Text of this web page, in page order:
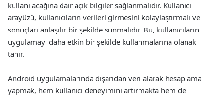
kullanılacağına dair açık bilgiler sağlanmalıdır. Kullanıcı
arayüzü, kullanıcıların verileri girmesini kolaylaştırmalı ve
sonuçları anlaşılır bir şekilde sunmalıdır. Bu, kullanıcıların
uygulamayı daha etkin bir şekilde kullanmalarına olanak
tanır.
Android uygulamalarında dışarıdan veri alarak hesaplama
yapmak, hem kullanıcı deneyimini artırmakta hem de